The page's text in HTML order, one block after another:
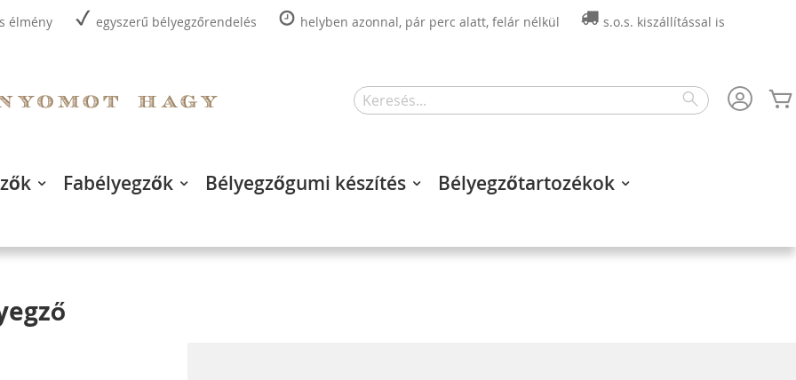
élmény egyszerű bélyegzőrendelés helyben azonnal, pár perc alatt, felár nélkül
s.o.s. kiszállítással is
Search
Fabélyegzők Bélyegzőgumi készítés
Bélyegzőtartozékok